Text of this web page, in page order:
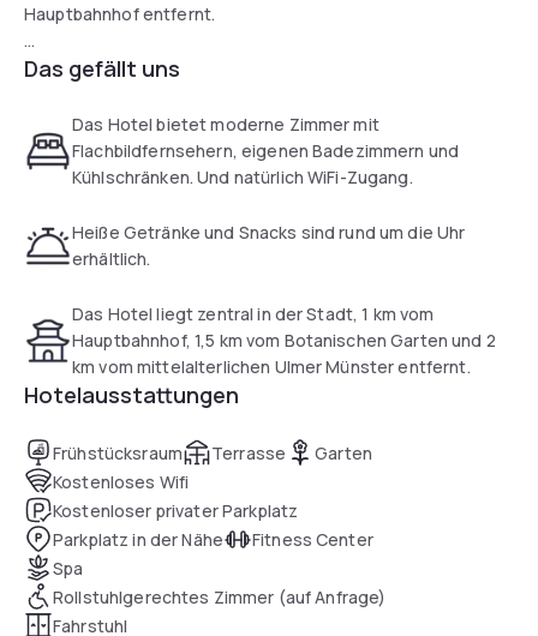
Hauptbahnhof entfernt.
Das LeoMar Hotel verfügt über moderne Zimmer mit einem
Eine kostenlose Flasche Mineralwasser wird täglich zur
Verfügung gestellt.
Brötchen und Obst ist gegen Aufpreis erhältlich.
der Botanische Garten (1,5 km) und das mittelalterliche
Ulmer Münster (2 km).
Die Auffahrt zur Autobahn A8 ist nur 4 km entfernt.
Das gefällt uns
Das Hotel bietet moderne Zimmer mit
Flachbildfernsehern, eigenen Badezimmern und
Kühlschränken. Und natürlich WiFi-Zugang.
Heiße Getränke und Snacks sind rund um die Uhr
erhältlich.
Das Hotel liegt zentral in der Stadt, 1 km vom
Hauptbahnhof, 1,5 km vom Botanischen Garten und 2
km vom mittelalterlichen Ulmer Münster entfernt.
Hotelausstattungen
Frühstücksraum Terrasse
Garten
Kostenloses Wifi
Kostenloser privater Parkplatz
Parkplatz in der Nähe
Fitness Center
Spa
Rollstuhlgerechtes Zimmer (auf Anfrage)
Fahrstuhl